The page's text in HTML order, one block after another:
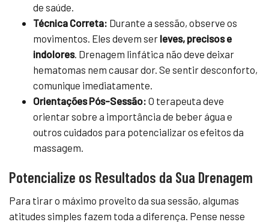
de saúde.
Técnica Correta: Durante a sessão, observe os
movimentos. Eles devem ser leves, precisos e
indolores. Drenagem linfática não deve deixar
hematomas nem causar dor. Se sentir desconforto,
comunique imediatamente.
Orientações Pós-Sessão: O terapeuta deve
orientar sobre a importância de beber água e
outros cuidados para potencializar os efeitos da
massagem.
Potencialize os Resultados da Sua Drenagem
Para tirar o máximo proveito da sua sessão, algumas
atitudes simples fazem toda a diferença. Pense nesse